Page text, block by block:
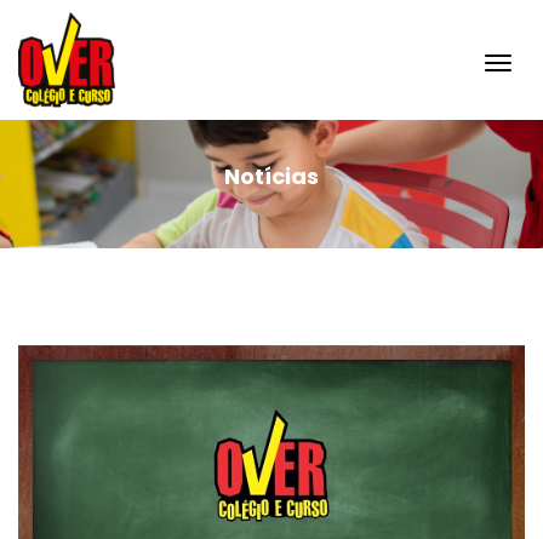
Notícias